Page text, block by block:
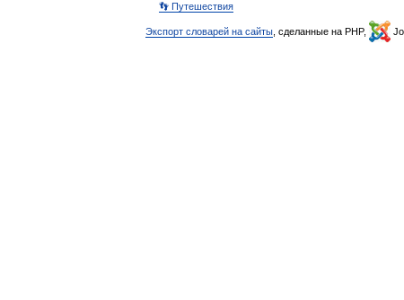
👣 Путешествия
Экспорт словарей на сайты , сделанные на PHP,